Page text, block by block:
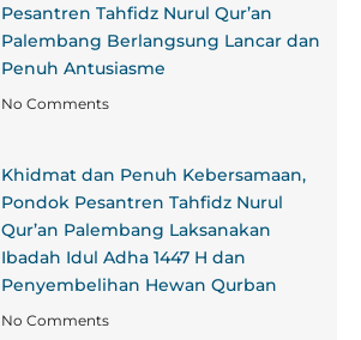
Pesantren Tahfidz Nurul Qur’an
Palembang Berlangsung Lancar dan
Penuh Antusiasme
No Comments
Khidmat dan Penuh Kebersamaan,
Pondok Pesantren Tahfidz Nurul
Qur’an Palembang Laksanakan
Ibadah Idul Adha 1447 H dan
Penyembelihan Hewan Qurban
No Comments